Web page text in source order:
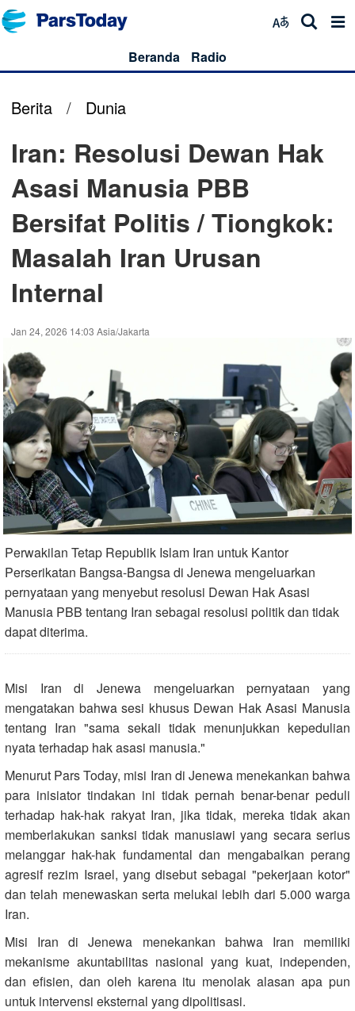
Beranda Radio
Berita / Dunia
Iran: Resolusi Dewan Hak
Asasi Manusia PBB
Bersifat Politis / Tiongkok:
Masalah Iran Urusan
Internal
Jan 24, 2026 14:03 Asia/Jakarta
Perwakilan Tetap Republik Islam Iran untuk Kantor
Perserikatan Bangsa-Bangsa di Jenewa mengeluarkan
pernyataan yang menyebut resolusi Dewan Hak Asasi
Manusia PBB tentang Iran sebagai resolusi politik dan tidak
dapat diterima.
Misi Iran di Jenewa mengeluarkan pernyataan yang
mengatakan bahwa sesi khusus Dewan Hak Asasi Manusia
tentang Iran "sama sekali tidak menunjukkan kepedulian
nyata terhadap hak asasi manusia."
Menurut Pars Today, misi Iran di Jenewa menekankan bahwa
para inisiator tindakan ini tidak pernah benar-benar peduli
terhadap hak-hak rakyat Iran, jika tidak, mereka tidak akan
memberlakukan sanksi tidak manusiawi yang secara serius
melanggar hak-hak fundamental dan mengabaikan perang
agresif rezim Israel, yang disebut sebagai "pekerjaan kotor"
dan telah menewaskan serta melukai lebih dari 5.000 warga
Iran.
Misi Iran di Jenewa menekankan bahwa Iran memiliki
mekanisme akuntabilitas nasional yang kuat, independen,
dan efisien, dan oleh karena itu menolak alasan apa pun
untuk intervensi eksternal yang dipolitisasi.